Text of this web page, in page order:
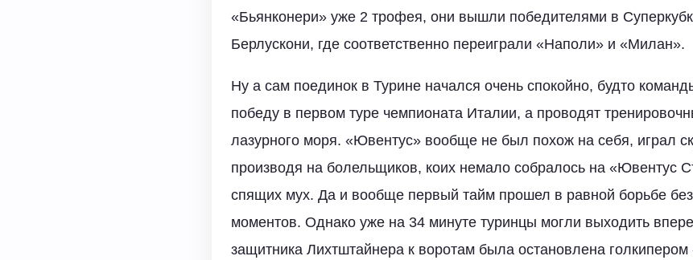
«Бьянконери» уже 2 трофея, они вышли победителями в
Берлускони, где соответственно переиграли «Наполи» и «Милан».
Ну а сам поединок в Турине начался очень спокойно, будто
победу в первом туре чемпионата Италии, а проводят
лазурного моря. «Ювентус» вообще не был похож на себя, играл
производя на болельщиков, коих немало собралось на «Ювентус
спящих мух. Да и вообще первый тайм прошел в равной борьбе
моментов. Однако уже на 34 минуте туринцы могли выходить
защитника Лихтштайнера к воротам была остановлена